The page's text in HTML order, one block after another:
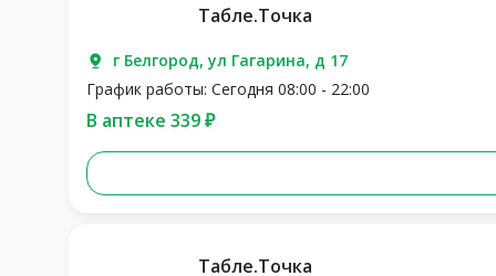
Табле.Точка
г Белгород, ул Гагарина, д 17
График работы: Сегодня 08:00 - 22:00
В аптеке 339 ₽
Табле.Точка